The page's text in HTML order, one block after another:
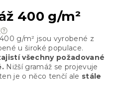
400 g/m²
g/m² jsou vyrobené z
u široké populace.
všechny požadované
Nižší gramáž se projevuje
je o něco tenčí ale stále